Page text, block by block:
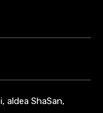
aldea ShaSan,